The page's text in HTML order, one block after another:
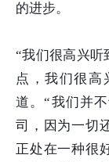
的进步。
“我们很高兴听
点，我们很高
道。“我们并
司，因为一切
正处在一种很